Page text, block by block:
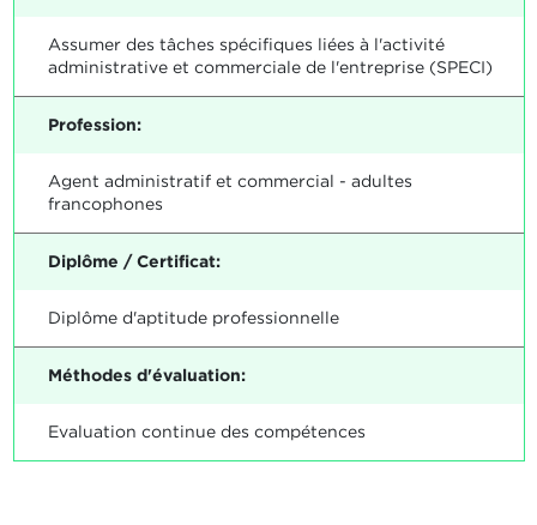
Assumer des tâches spécifiques liées à l'activité
administrative et commerciale de l'entreprise (SPECI)
Profession:
Agent administratif et commercial - adultes
francophones
Diplôme / Certificat:
Diplôme d'aptitude professionnelle
Méthodes d'évaluation:
Evaluation continue des compétences